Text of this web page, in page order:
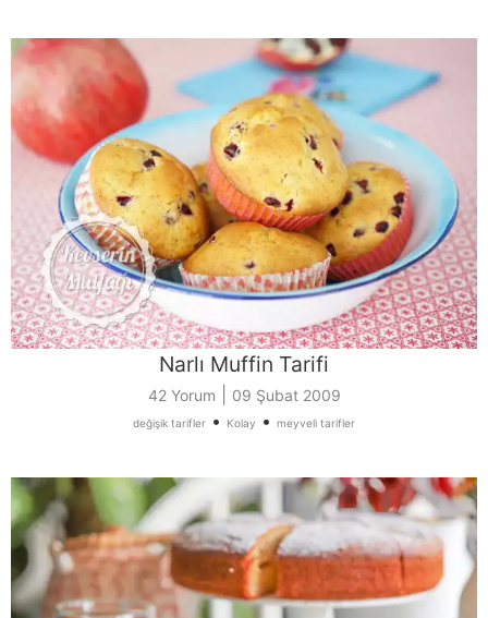
Narlı Muffin Tarifi
42 Yorum 09 Şubat 2009
değişik tarifler • Kolay • meyveli tarifler